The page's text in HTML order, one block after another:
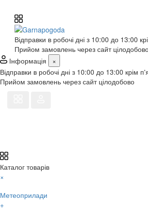
Відправки в робочі дні з 10:00 до 13:00
Прийом замовлень через сайт
Інформація
×
Відправки в робочі дні з 10:00 до 13:00 крім
Прийом замовлень через сайт цілодобово
Каталог товарів
×
Метеоприлади
+